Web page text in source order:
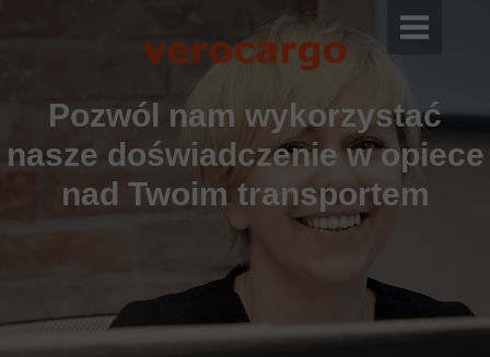
Pozwól nam wykorzystać
nasze doświadczenie w opiece
nad Twoim transportem